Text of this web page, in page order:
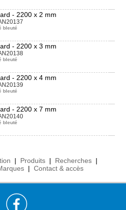
- 2200 x 2 mm
bleuté
- 2200 x 3 mm
bleuté
- 2200 x 4 mm
bleuté
- 2200 x 7 mm
bleuté
| Produits | Recherches |
| Contact & accès